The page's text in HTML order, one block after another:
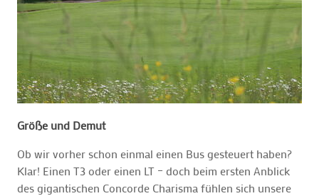
Größe und Demut
Ob wir vorher schon einmal einen Bus gesteuert haben?
Klar! Einen T3 oder einen LT – doch beim ersten Anblick
des gigantischen Concorde Charisma fühlen sich unsere